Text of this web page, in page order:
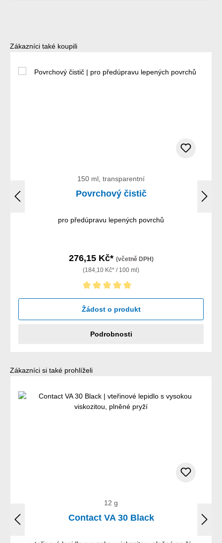
Přeskočit galerii produktů
Zákazníci také koupili
150 ml, transparentní
Povrchový čistič
pro předúpravu lepených povrchů
276,15 Kč* (včetně DPH)
(184,10 Kč* / 100 ml)
Průměrné hodnocení 5 z 5 hvězd
Žádost o produkt
Podrobnosti
Přeskočit galerii produktů
Zákazníci si také prohlíželi
12 g
Contact VA 30 Black